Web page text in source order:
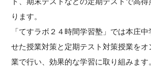
ります。
「てすラボ２４時間学習塾」では本庄
せた授業対策と定期テスト対策授業を
業で行い、効果的な学習に取り組みます